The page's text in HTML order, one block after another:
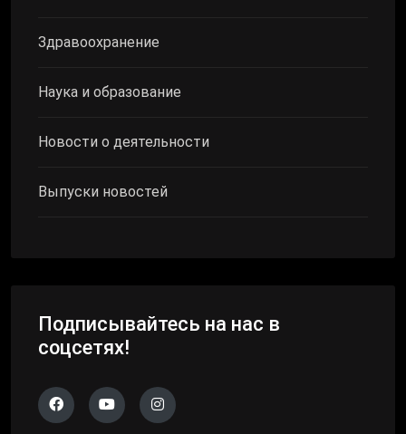
Здравоохранение
Наука и образование
Новости о деятельности
Выпуски новостей
Подписывайтесь на нас в
соцсетях!